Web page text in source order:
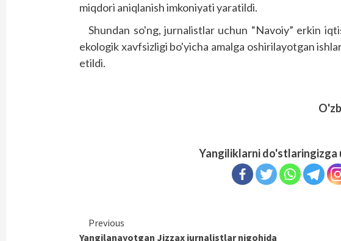
miqdori aniqlanish imkoniyati yaratildi.
Shundan so'ng, jurnalistlar uchun “Navoiy” erkin
ekologik xavfsizligi bo'yicha amalga oshirilayotgan
etildi.
Yangiliklarni do'stlaringizga
Continue
Previous
Yangilanayotgan Jizzax jurnalistlar nigohida